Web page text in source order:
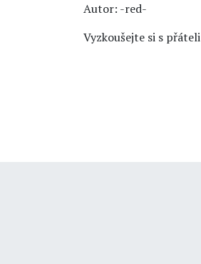
Autor: -red-
Vyzkoušejte si s přáteli